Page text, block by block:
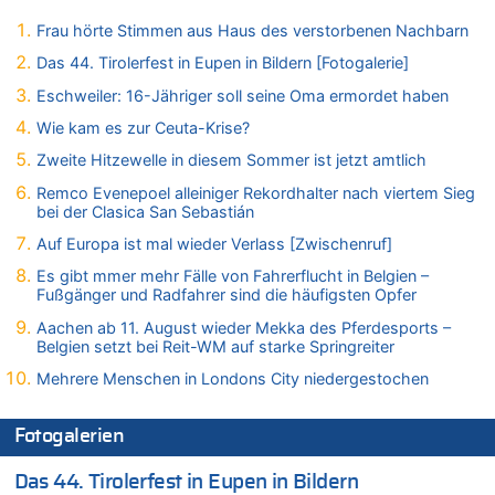
06.08.2026 - 16:53 von Frage zu
Zweite Hitzewelle in diesem Sommer ist jetzt amtlich
06.08.2026 - 16:39 von Noah Parmentier zu
Zweite Hitzewelle in diesem Sommer ist jetzt amtlich
06.08.2026 - 16:10 von Dax zu
Wasserstand des Rheins in NRW so niedrig wie noch nie
06.08.2026 - 15:51 von SuperBoy zu
Eschweiler: 16-Jähriger soll seine Oma ermordet haben
06.08.2026 - 15:42 von PvD zu
Mehrere Menschen in Londons City niedergestochen
06.08.2026 - 15:42 von Dax zu
Zweite Hitzewelle in diesem Sommer ist jetzt amtlich
Zweite Hitzewelle in diesem Sommer ist jetzt amtlich
06.08.2026 - 14:57 von Hugo Egon Bernhard von Sinnen zu
Zweite Hitzewelle in diesem Sommer ist jetzt amtlich
Frau hörte Stimmen aus Haus des verstorbenen Nachbarn
Das 44. Tirolerfest in Eupen in Bildern [Fotogalerie]
Eschweiler: 16-Jähriger soll seine Oma ermordet haben
Wie kam es zur Ceuta-Krise?
Zweite Hitzewelle in diesem Sommer ist jetzt amtlich
Remco Evenepoel alleiniger Rekordhalter nach viertem Sieg
bei der Clasica San Sebastián
Auf Europa ist mal wieder Verlass [Zwischenruf]
Es gibt mmer mehr Fälle von Fahrerflucht in Belgien –
Fußgänger und Radfahrer sind die häufigsten Opfer
Aachen ab 11. August wieder Mekka des Pferdesports –
Belgien setzt bei Reit-WM auf starke Springreiter
Mehrere Menschen in Londons City niedergestochen
Fotogalerien
Das 44. Tirolerfest in Eupen in Bildern